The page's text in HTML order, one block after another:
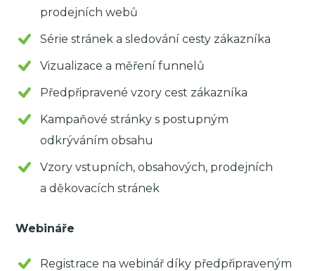
prodejních webů
Série stránek a sledování cesty zákazníka
Vizualizace a měření funnelů
Předpřipravené vzory cest zákazníka
Kampaňové stránky s postupným
odkrýváním obsahu
Vzory vstupních, obsahových, prodejních
a děkovacích stránek
Webináře
Registrace na webinář díky předpřipraveným